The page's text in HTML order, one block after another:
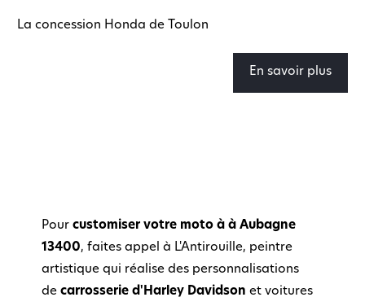
La concession Honda de Toulon
En savoir plus
Pourcustomiser votre moto à à Aubagne
13400, faites appel à L'Antirouille, peintre
artistique qui réalise des personnalisations
decarrosserie d'Harley Davidson et voitures